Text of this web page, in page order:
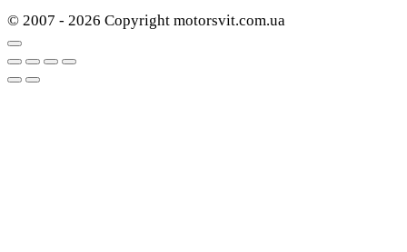
© 2007 - 2026 Copyright motorsvit.com.ua